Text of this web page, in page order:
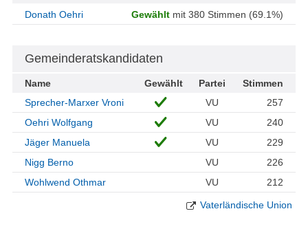
Donath Oehri Gewählt mit 380 Stimmen (69.1%)
Gemeinderatskandidaten
Name Gewählt Partei
Stimmen
Sprecher-Marxer Vroni
VU
257
Oehri Wolfgang
VU
240
Jäger Manuela
VU
229
Nigg Berno
VU
226
Wohlwend Othmar
VU 212
Vaterländische Union